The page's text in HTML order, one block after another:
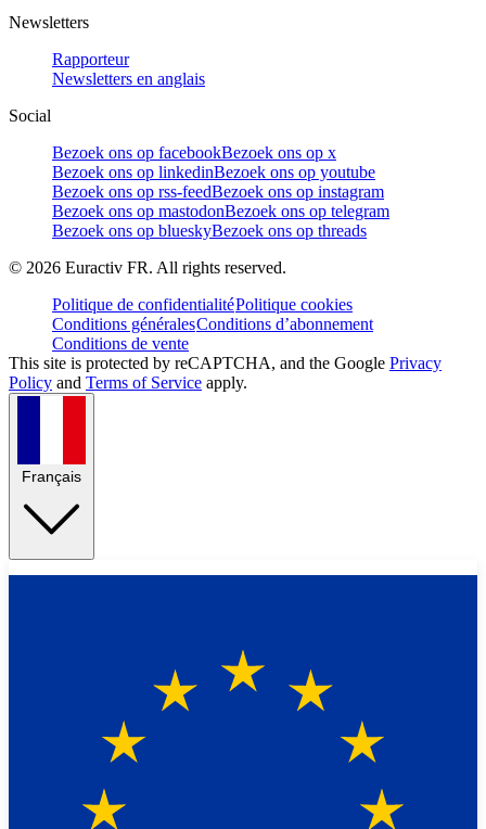
Newsletters
Rapporteur
Newsletters en anglais
Social
Bezoek ons op facebookBezoek ons op x
Bezoek ons op linkedinBezoek ons op youtube
Bezoek ons op rss-feedBezoek ons op instagram
Bezoek ons op mastodonBezoek ons op telegram
Bezoek ons op blueskyBezoek ons op threads
© 2026 Euractiv FR. All rights reserved.
Politique de confidentialitéPolitique cookies
Conditions généralesConditions d’abonnement
Conditions de vente
This site is protected by reCAPTCHA, and the Google Privacy
Policy and Terms of Service apply.
Français